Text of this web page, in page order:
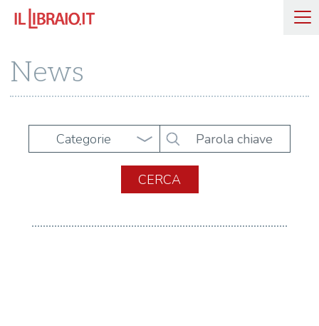
News
Categorie